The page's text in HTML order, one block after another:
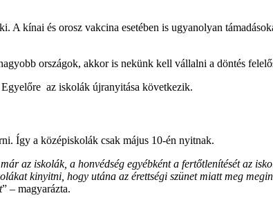
kínai és orosz vakcina esetében is ugyanolyan
országok, akkor is nekünk kell vállalni a döntés
az iskolák újranyitása következik.
Így a középiskolák csak május 10-én nyitnak.
az iskolák, a honvédség egyébként a fertőtlenítését az
kinyitni, hogy utána az érettségi szünet miatt meg
” – magyarázta.